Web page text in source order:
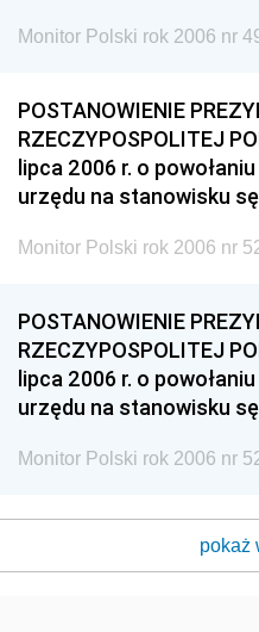
Monitor Polski rok 2006 nr
POSTANOWIENIE
RZECZYPOSPOLITEJ
lipca 2006 r. o
urzędu na stanowisku
Monitor Polski rok 2006 nr
POSTANOWIENIE
RZECZYPOSPOLITEJ
lipca 2006 r. o
urzędu na stanowisku
Monitor Polski rok 2006 nr
pokaż